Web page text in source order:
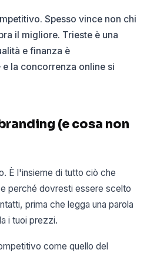
Spesso vince non chi
il migliore. Trieste è una
e finanza è
la concorrenza online si
(e cosa non
È l'insieme di tutto ciò che
perché dovresti essere scelto
prima che legga una parola
i tuoi prezzi.
come quello del